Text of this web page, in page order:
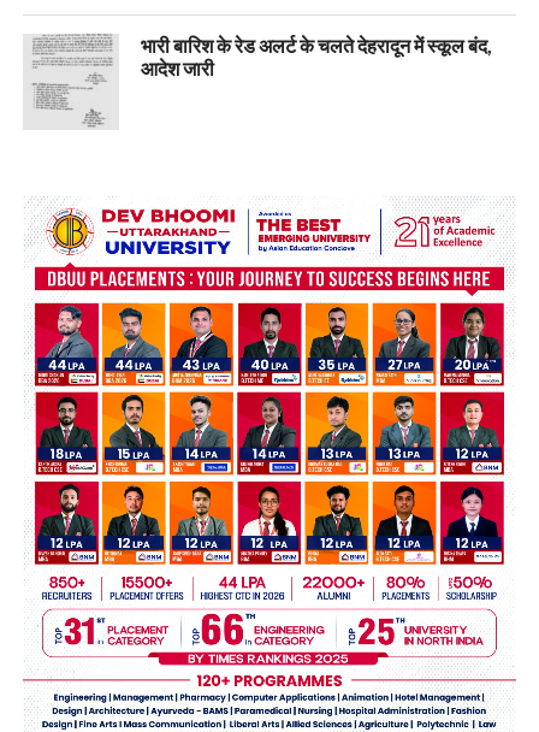
भारी बारिश के रेड अलर्ट के चलते देहरादून में स्कूल बंद,
आदेश जारी